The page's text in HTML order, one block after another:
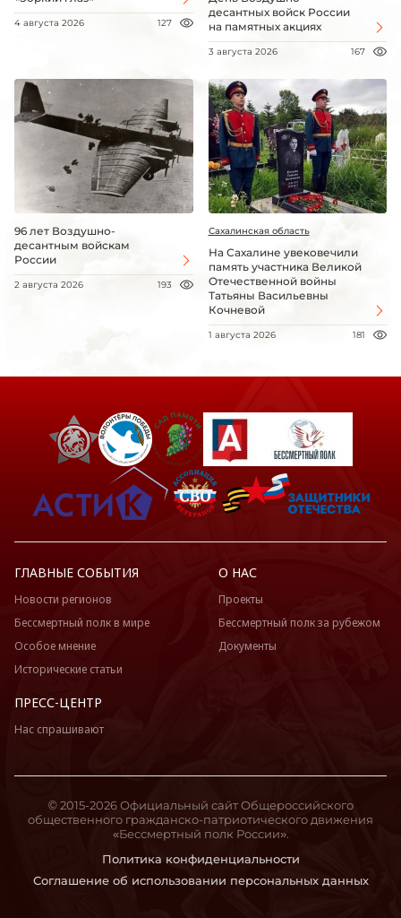
4 августа 2026 127
десантных войск России
на памятных акциях
3 августа 2026 167
96 лет Воздушно-
десантным войскам
России
2 августа 2026 193
Сахалинская область
На Сахалине увековечили
память участника Великой
Отечественной войны
Татьяны Васильевны
Кочневой
1 августа 2026 181
ГЛАВНЫЕ СОБЫТИЯ
Новости регионов
Бессмертный полк в мире
Особое мнение
Исторические статьи
О НАС
Проекты
Бессмертный полк за рубежом
Документы
ПРЕСС-ЦЕНТР
Нас спрашивают
Политика конфиденциальности
Соглашение об использовании персональных данных
© 2015-2026 Официальный сайт Общероссийского
общественного гражданско-патриотического движения
«Бессмертный полк России».